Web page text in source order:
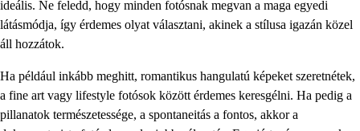
ideális. Ne feledd, hogy minden fotósnak megvan a maga egyedi
látásmódja, így érdemes olyat választani, akinek a stílusa igazán közel
áll hozzátok.
Ha például inkább meghitt, romantikus hangulatú képeket szeretnétek,
a fine art vagy lifestyle fotósok között érdemes keresgélni. Ha pedig a
pillanatok természetessége, a spontaneitás a fontos, akkor a